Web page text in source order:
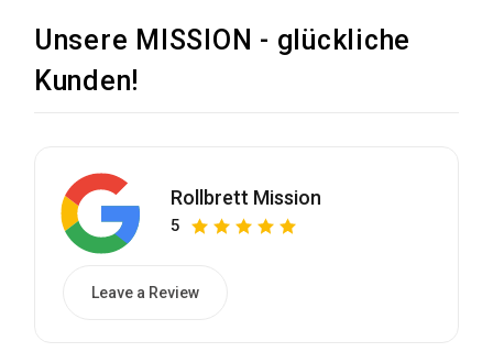
Unsere MISSION - glückliche
Kunden!
Rollbrett Mission
5
Leave a Review